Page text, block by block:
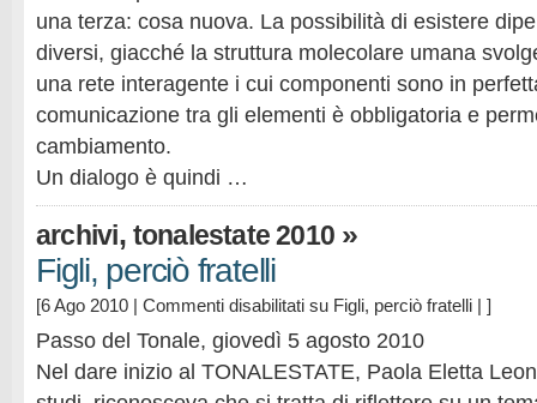
una terza: cosa nuova. La possibilità di esistere
diversi, giacché la struttura molecolare umana
una rete interagente i cui componenti sono in
comunicazione tra gli elementi è obbligatoria e
cambiamento.
Un dialogo è quindi …
archivi, tonalestate 2010 »
Figli, perciò fratelli
[6 Ago 2010 | Commenti disabilitati su Figli, perciò fratelli | ]
Passo del Tonale, giovedì 5 agosto 2010
Nel dare inizio al TONALESTATE, Paola Eletta